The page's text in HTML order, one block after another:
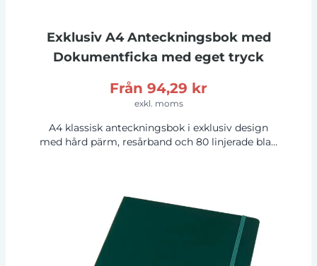
Exklusiv A4 Anteckningsbok med
Dokumentficka med eget tryck
Från 94,29 kr
exkl. moms
A4 klassisk anteckningsbok i exklusiv design
med hård pärm, resårband och 80 linjerade blad